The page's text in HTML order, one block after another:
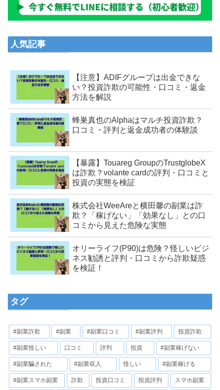
人気記事
【注意】ADIFグループは出金できな
い？投資詐欺の可能性・口コミ・返金
方法を解説
蜂巣真也のAlphaはマルチ投資詐欺？
口コミ・評判と返金成功者の体験談
【暴露】Touareg GroupのTrustglobeX
は詐欺？volante cardの評判・口コミと
投資の実態を検証
株式会社WeeAreと横田馨の副業は詐
欺？「稼げない」「効果なし」との口
コミから見えた危険な実態
オリーライフ(P90)は危険？怪しいビジ
ネス勧誘と評判・口コミから詐欺疑惑
を検証！
タグ
#副業詐欺 #副業 #副業口コミ #副業評判 投資詐欺
#副業怪しい 口コミ 評判 投資 #副業稼げない
#副業騙された #副業収入 怪しい #副業稼げる
#副業スマホ副業 詐欺 投資口コミ 投資評判 スマホ副業